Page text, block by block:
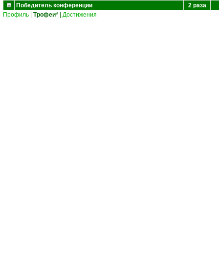
Победитель конференции
2 раза
Профиль
Трофеи6 Достижения